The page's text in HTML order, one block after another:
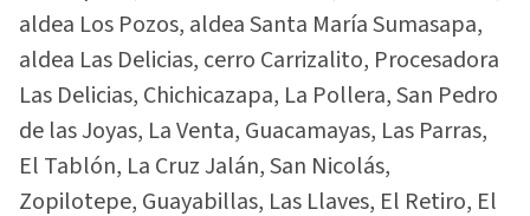
aldea Los Pozos, aldea Santa María Sumasapa,
aldea Las Delicias, cerro Carrizalito, Procesadora
Las Delicias, Chichicazapa, La Pollera, San Pedro
de las Joyas, La Venta, Guacamayas, Las Parras,
El Tablón, La Cruz Jalán, San Nicolás,
Zopilotepe, Guayabillas, Las Llaves, El Retiro, El